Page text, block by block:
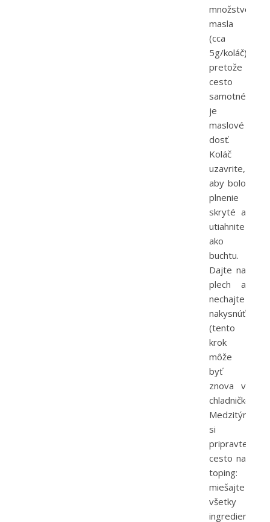
množstvo
masla
(cca
5g/koláč)
pretože
cesto
samotné
je
maslové
dosť.
Koláč
uzavrite,
aby bolo
plnenie
skryté a
utiahnite
ako
buchtu.
Dajte na
plech a
nechajte
nakysnúť
(tento
krok
môže
byť
znova v
chladničke).
Medzitým
si
pripravte
cesto na
toping:
miešajte
všetky
ingrediencie